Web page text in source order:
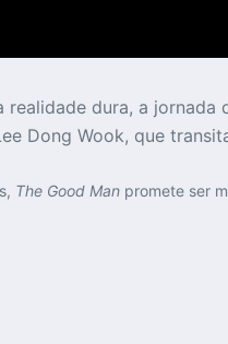
realidade dura, a
Dong Wook, que
The Good Man promete ser